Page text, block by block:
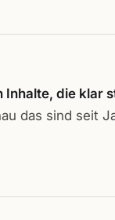
Inhalte, die klar
das sind seit